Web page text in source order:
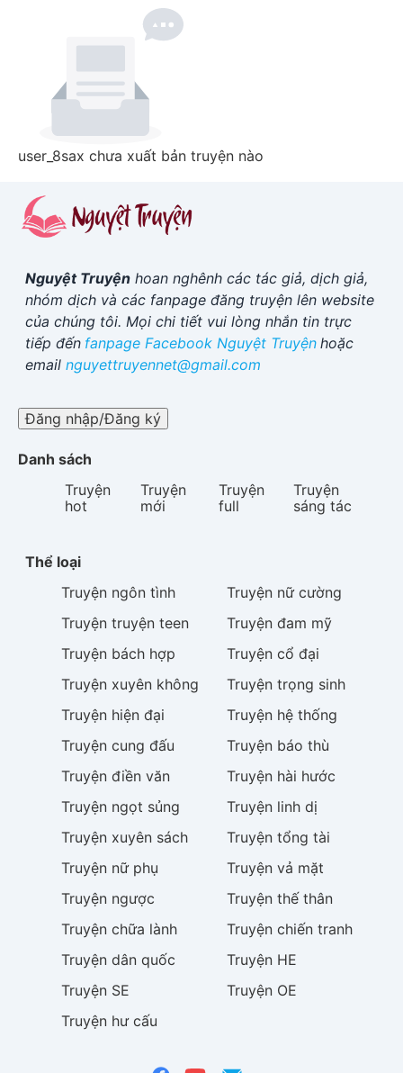
user_8sax chưa xuất bản truyện nào
Nguyệt Truyện hoan nghênh các tác giả, dịch giả,
nhóm dịch và các fanpage đăng truyện lên website
của chúng tôi. Mọi chi tiết vui lòng nhắn tin trực
tiếp đến fanpage Facebook Nguyệt Truyện hoặc
email nguyettruyennet@gmail.com
Đăng nhập/Đăng ký
Danh sách
Truyện
hot
Truyện
mới
Truyện
full
Truyện
sáng tác
Thể loại
Truyện ngôn tình Truyện nữ cường
Truyện truyện teen Truyện đam mỹ
Truyện bách hợp Truyện cổ đại
Truyện xuyên không Truyện trọng sinh
Truyện hiện đại Truyện hệ thống
Truyện cung đấu Truyện báo thù
Truyện điền văn Truyện hài hước
Truyện ngọt sủng Truyện linh dị
Truyện xuyên sách Truyện tổng tài
Truyện nữ phụ Truyện vả mặt
Truyện ngược Truyện thế thân
Truyện chữa lành Truyện chiến tranh
Truyện dân quốc Truyện HE
Truyện SE Truyện OE
Truyện hư cấu